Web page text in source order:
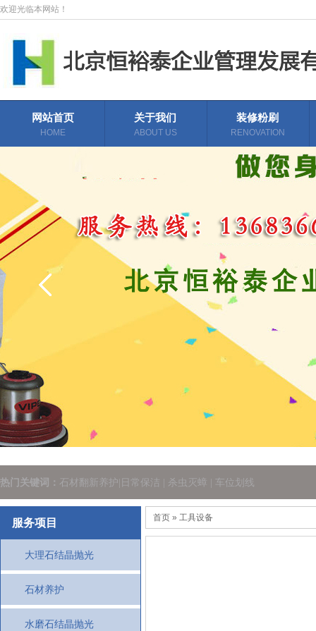
欢迎光临本网站！
网站首页
HOME
关于我们
ABOUT US
装修粉刷
RENOVATION
热门关键词： 石材翻新养护|日常保洁 | 杀虫灭蟑 | 车位划线
服务项目
大理石结晶抛光
石材养护
水磨石结晶抛光
首页 » 工具设备